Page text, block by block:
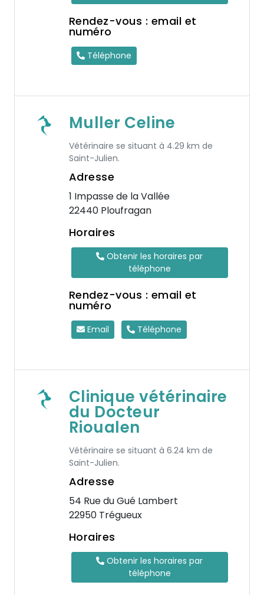
Rendez-vous : email et
numéro
Téléphone
Muller Celine
Vétérinaire se situant à 4.29 km de
Saint-Julien.
Adresse
1 Impasse de la Vallée
22440 Ploufragan
Horaires
Obtenir les horaires par
téléphone
Rendez-vous : email et
numéro
Email Téléphone
Clinique vétérinaire
du Docteur
Rioualen
Vétérinaire se situant à 6.24 km de
Saint-Julien.
Adresse
54 Rue du Gué Lambert
22950 Trégueux
Horaires
Obtenir les horaires par
téléphone